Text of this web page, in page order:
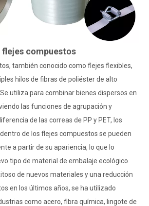
flejes compuestos
también conocido como flejes flexibles,
hilos de fibras de poliéster de alto
utiliza para combinar bienes dispersos en
las funciones de agrupación y
de las correas de PP y PET, los
de los flejes compuestos se pueden
a partir de su apariencia, lo que lo
tipo de material de embalaje ecológico.
de nuevos materiales y una reducción
en los últimos años, se ha utilizado
como acero, fibra química, lingote de